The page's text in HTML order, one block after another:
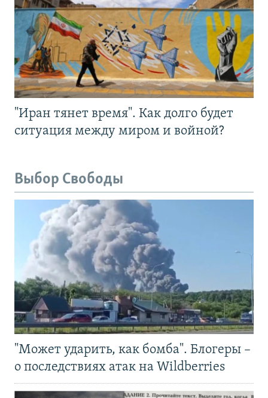
"Иран тянет время". Как долго будет
ситуация между миром и войной?
Выбор Свободы
"Может ударить, как бомба". Блогеры –
о последствиях атак на Wildberries